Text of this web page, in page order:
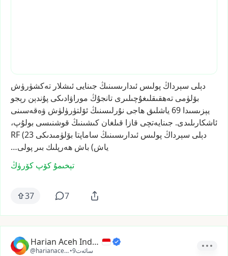
دېلى سېرداڭ پولىس ئىدارىسىنىڭ جىنايى ئىشلار تەكشۈرۈش
بۆلۈمى تەھقىقلىغۇچىلىرى تانجۇڭ موراۋادىكى پۇندېن رېجو
يېزىسىدا 69 ياشلىق ھاجى نۇرلىسنىڭ ئۆلتۈرۈلۈش ۋەقەسىنى
ئاشكارىلىدى. جىنايەتچى قازا قىلغان كىشىنىڭ قوشنىسى بولۇپ،
دېلى سېرداڭ پولىس ئىدارىسىنىڭ ساماپتا بۆلۈمىدىكى RF(23
ياش) باش ھەرپلىك بىر پولى…
تېخىمۇ كۆپ كۆرۈڭ
37 7
Harian Aceh Indonesia
@harianacehindonesia
• 9سائەت